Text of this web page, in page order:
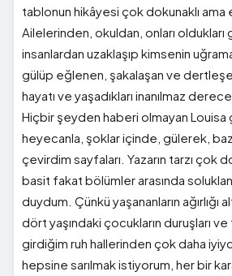
tablonun hikâyesi çok dokunaklı ama
Ailelerinden, okuldan, onları
insanlardan uzaklaşıp kimsenin
gülüp eğlenen, şakalaşan ve
hayatı ve yaşadıkları inanılmaz
Hiçbir şeyden haberi olmayan Louisa
heyecanla, şoklar içinde, gülerek,
çevirdim sayfaları. Yazarın tarzı çok
basit fakat bölümler arasında
duydum. Çünkü yaşananların ağırlığı
dört yaşındaki çocukların duruşları
girdiğim ruh hallerinden çok daha
hepsine sarılmak istiyorum, her bir